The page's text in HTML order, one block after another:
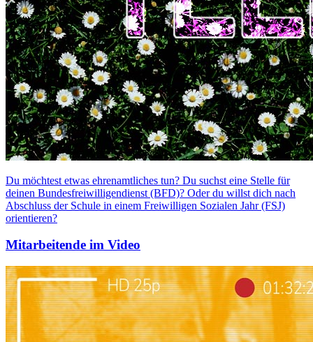
Du möchtest etwas ehrenamtliches tun? Du suchst eine Stelle für
deinen Bundesfreiwilligendienst (BFD)? Oder du willst dich nach
Abschluss der Schule in einem Freiwilligen Sozialen Jahr (FSJ)
orientieren?
Mitarbeitende im Video